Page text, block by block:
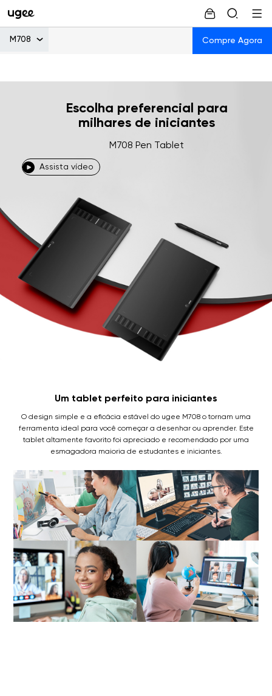
M708 Compre Agora
Escolha preferencial para
milhares de iniciantes
M708 Pen Tablet
Assista vídeo
Um tablet perfeito para iniciantes
O design simple e a eficácia estável do ugee M708 o tornam uma
ferramenta ideal para você começar a desenhar ou aprender. Este
tablet altamente favorito foi apreciado e recomendado por uma
esmagadora maioria de estudantes e iniciantes.